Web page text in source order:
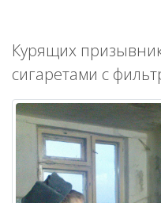
Курящих
сигаретами с